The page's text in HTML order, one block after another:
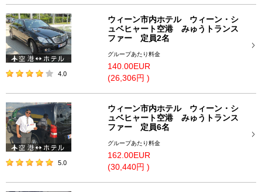
4.0
ウィーン市内ホテル ウィーン・シ
ュベヒャート空港 みゅうトランス
ファー 定員2名
グループあたり料金
140.00EUR
(26,306円 )
5.0
ウィーン市内ホテル ウィーン・シ
ュベヒャート空港 みゅうトランス
ファー 定員6名
グループあたり料金
162.00EUR
(30,440円 )